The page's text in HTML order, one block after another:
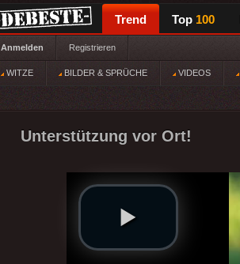
Trend Top 100
Anmelden Registrieren
WITZE BILDER & SPRÜCHE VIDEOS
Unterstützung vor Ort!